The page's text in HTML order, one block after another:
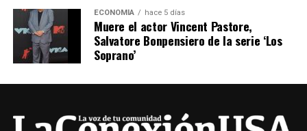
ECONOMÍA hace 5 días
Muere el actor Vincent Pastore,
Salvatore Bonpensiero de la serie ‘Los
Soprano’